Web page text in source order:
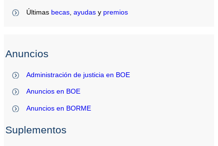
Últimas becas ,ayudas y premios
Anuncios
Administración de justicia en BOE
Anuncios en BOE
Anuncios en BORME
Suplementos